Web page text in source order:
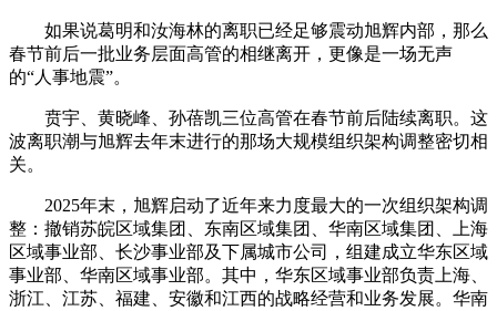
如果说葛明和汝海林的离职已经足够震动旭辉内部，那么
春节前后一批业务层面高管的相继离开，更像是一场无声
的“人事地震”。
贲宇、黄晓峰、孙蓓凯三位高管在春节前后陆续离职。这
波离职潮与旭辉去年末进行的那场大规模组织架构调整密切相
关。
2025年末，旭辉启动了近年来力度最大的一次组织架构调
整：撤销苏皖区域集团、东南区域集团、华南区域集团、上海
区域事业部、长沙事业部及下属城市公司，组建成立华东区域
事业部、华南区域事业部。其中，华东区域事业部负责上海、
浙江、江苏、福建、安徽和江西的战略经营和业务发展。华南